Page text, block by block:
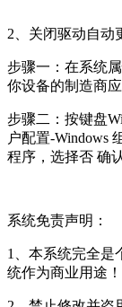
2、关闭驱动自动
步骤一：在系统
你设备的制造商
步骤二：按键盘
户配置-Windows
程序，选择否 确认
系统免责声明：
1、本系统完全是
统作为商业用途！